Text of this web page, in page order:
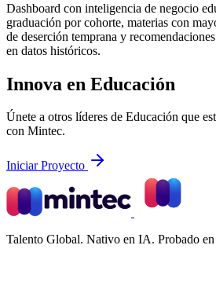
Dashboard con inteligencia de negocio
graduación por cohorte, materias con
de deserción temprana y
en datos históricos.
Innova en Educación
Únete a otros líderes de Educación que
con Mintec.
Iniciar Proyecto
Talento Global. Nativo en IA. Probado en